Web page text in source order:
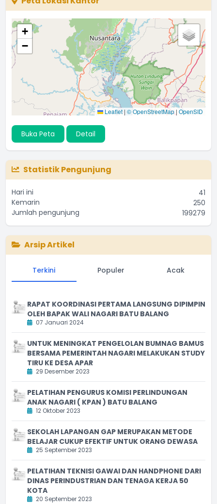
+
−
Leaflet | © OpenStreetMap| OpenSID
Buka Peta Detail
Statistik Pengunjung
Hari ini
41
Kemarin
250
Jumlah pengunjung
199279
Arsip Artikel
Terkini Populer Acak
RAPAT KOORDINASI PERTAMA LANGSUNG DIPIMPIN
OLEH BAPAK WALI NAGARI BATU BALANG
07 Januari 2024
UNTUK MENINGKAT PENGELOLAN BUMNAG BAMUS
BERSAMA PEMERINTAH NAGARI MELAKUKAN STUDY
TIRU KE DESA APAR
29 Desember 2023
PELATIHAN PENGURUS KOMISI PERLINDUNGAN
ANAK NAGARI ( KPAN ) BATU BALANG
12 Oktober 2023
SEKOLAH LAPANGAN GAP MERUPAKAN METODE
BELAJAR CUKUP EFEKTIF UNTUK ORANG DEWASA
25 September 2023
PELATIHAN TEKNISI GAWAI DAN HANDPHONE DARI
DINAS PERINDUSTRIAN DAN TENAGA KERJA 50
KOTA
20 September 2023